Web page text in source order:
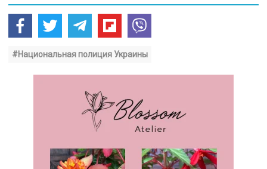
#Национальная полиция Украины